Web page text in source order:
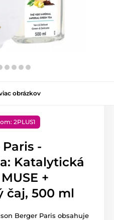
obrázkov
2PLUS1
-
Katalytická
+
čaj, 500 ml
Berger Paris obsahuje